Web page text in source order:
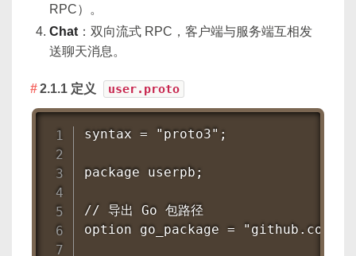
RPC）。
Chat ：双向流式 RPC，客户端与服务端互相发
送聊天消息。
2.1.1 定义 user.proto
syntax = "proto3";
package userpb;
// 导出 Go 包路径
option go_package = "github.com/